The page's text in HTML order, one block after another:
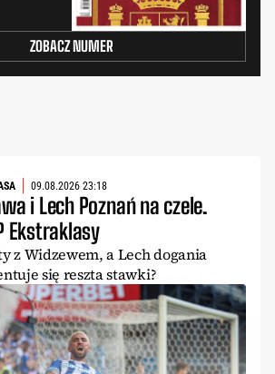
ZOBACZ NUMER
09.08.2026 23:18
i Lech Poznań na czele.
Ekstraklasy
z Widzewem, a Lech dogania
się reszta stawki?